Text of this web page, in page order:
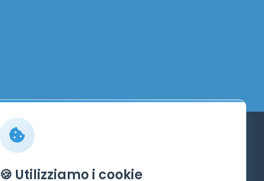
🍪 Utilizziamo i cookie